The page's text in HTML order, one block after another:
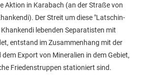
Aktion in Karabach (an der Straße von
Der Streit um diese "Latschin-
lebenden Separatisten mit
entstand im Zusammenhang mit der
Export von Mineralien in dem Gebiet,
Friedenstruppen stationiert sind.